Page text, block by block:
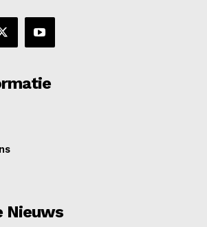
Nieuws